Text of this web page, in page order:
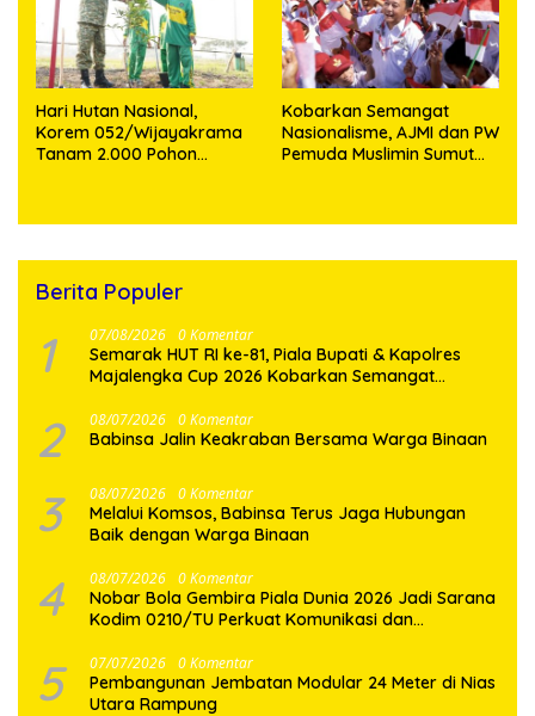
Hari Hutan Nasional,
Korem 052/Wijayakrama
Tanam 2.000 Pohon
Kobarkan Semangat
Nasionalisme, AJMI dan PW
Pemuda Muslimin Sumut
Berita Populer
1 07/08/2026 0 Komentar
Semarak HUT RI ke-81, Piala Bupati & Kapolres
Majalengka Cup 2026 Kobarkan Semangat
2 08/07/2026 0 Komentar
Babinsa Jalin Keakraban Bersama Warga Binaan
3 08/07/2026 0 Komentar
Melalui Komsos, Babinsa Terus Jaga Hubungan
Baik dengan Warga Binaan
4 08/07/2026 0 Komentar
Nobar Bola Gembira Piala Dunia 2026 Jadi Sarana
Kodim 0210/TU Perkuat Komunikasi dan
5 07/07/2026 0 Komentar
Pembangunan Jembatan Modular 24 Meter di Nias
Utara Rampung